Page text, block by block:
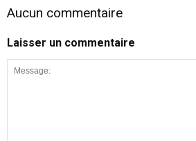
Aucun commentaire
Laisser un commentaire